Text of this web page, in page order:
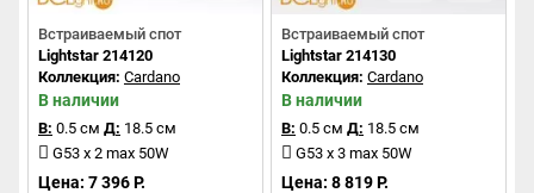
Встраиваемый спот
Lightstar 214120
Коллекция: Cardano
В наличии
В: 0.5 см Д: 18.5 см
G53 x 2 max 50W
Цена: 7 396 Р.
Встраиваемый спот
Lightstar 214130
Коллекция: Cardano
В наличии
В: 0.5 см Д: 18.5 см
G53 x 3 max 50W
Цена: 8 819 Р.